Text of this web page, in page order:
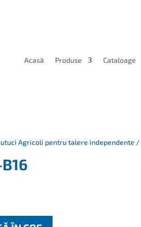
Acasă Produse Cataloage
Agricoli pentru talere independente /